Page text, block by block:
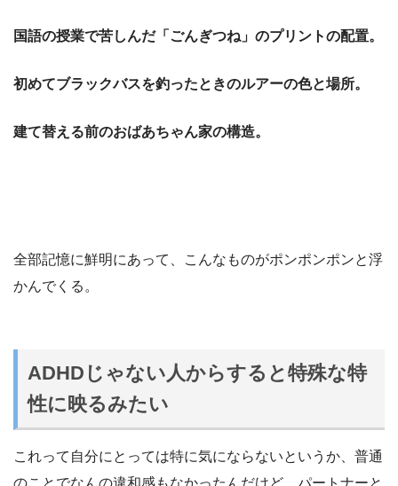
国語の授業で苦しんだ「ごんぎつね」のプリントの配置。
初めてブラックバスを釣ったときのルアーの色と場所。
建て替える前のおばあちゃん家の構造。
全部記憶に鮮明にあって、こんなものがポンポンポンと浮
かんでくる。
ADHDじゃない人からすると特殊な特
性に映るみたい
これって自分にとっては特に気にならないというか、普通